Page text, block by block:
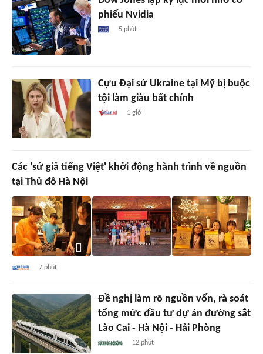
phiếu Nvidia
5 phút
Cựu Đại sứ Ukraine tại Mỹ bị buộc
tội làm giàu bất chính
1 giờ
Các 'sứ giả tiếng Việt' khởi động hành trình về nguồn
tại Thủ đô Hà Nội
7 phút
Đề nghị làm rõ nguồn vốn, rà soát
tổng mức đầu tư dự án đường sắt
Lào Cai - Hà Nội - Hải Phòng
12 phút